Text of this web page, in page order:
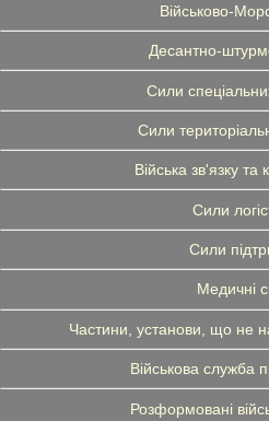
Військово-
Десантно-
Сили
Сили
Війська зв'язку та
Сили
Сили
Медичні
Частини, установи, що не
Військова служба
Розформовані